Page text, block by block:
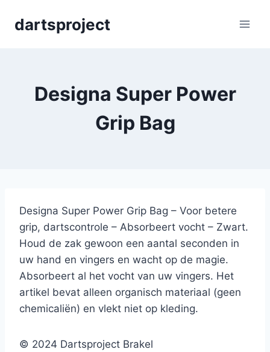
dartsproject
Designa Super Power
Grip Bag
Designa Super Power Grip Bag – Voor betere
grip, dartscontrole – Absorbeert vocht – Zwart.
Houd de zak gewoon een aantal seconden in
uw hand en vingers en wacht op de magie.
Absorbeert al het vocht van uw vingers. Het
artikel bevat alleen organisch materiaal (geen
chemicaliën) en vlekt niet op kleding.
© 2024 Dartsproject Brakel